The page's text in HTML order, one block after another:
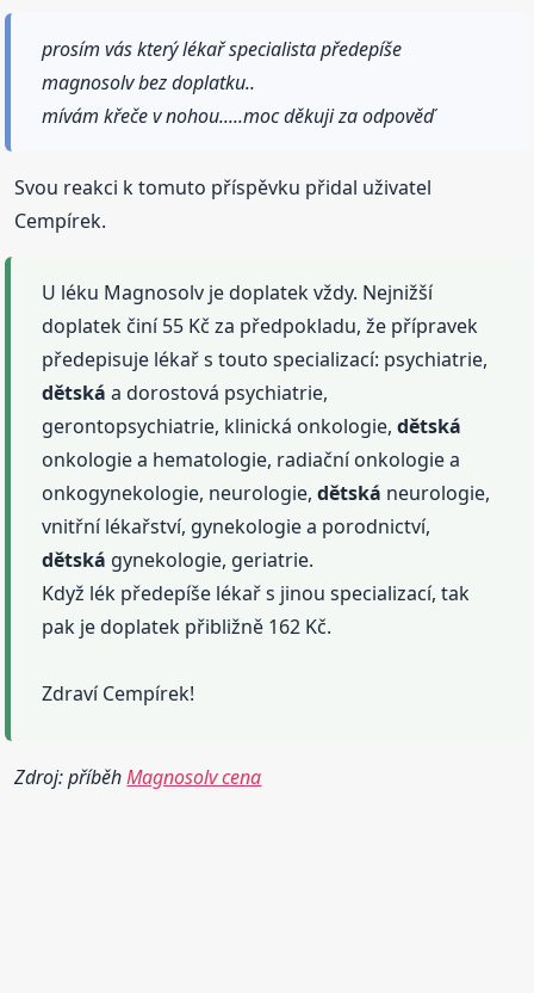
prosím vás který lékař specialista předepíše
magnosolv bez doplatku..
mívám křeče v nohou.....moc děkuji za odpověď
Svou reakci k tomuto příspěvku přidal uživatel
Cempírek.
U léku Magnosolv je doplatek vždy. Nejnižší
doplatek činí 55 Kč za předpokladu, že přípravek
předepisuje lékař s touto specializací: psychiatrie,
dětská a dorostová psychiatrie,
gerontopsychiatrie, klinická onkologie,dětská
onkologie a hematologie, radiační onkologie a
onkogynekologie, neurologie,dětská neurologie,
vnitřní lékařství, gynekologie a porodnictví,
dětská gynekologie, geriatrie.
Když lék předepíše lékař s jinou specializací, tak
pak je doplatek přibližně 162 Kč.
Zdraví Cempírek!
Zdroj: příběhMagnosolv cena